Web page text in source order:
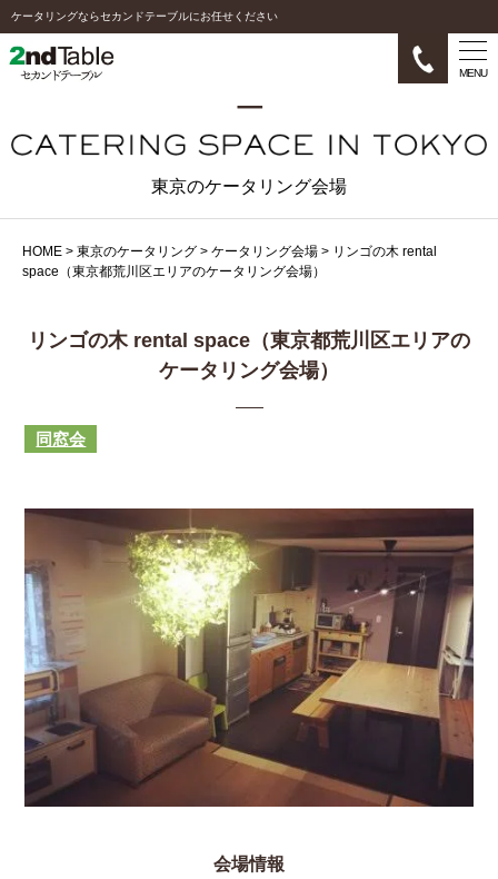
ケータリングならセカンドテーブルにお任せください
MENU
東京のケータリング会場
HOME > 東京のケータリング > ケータリング会場 > リンゴの木 rental
space（東京都荒川区エリアのケータリング会場）
リンゴの木 rental space（東京都荒川区エリアの
ケータリング会場）
同窓会
会場情報